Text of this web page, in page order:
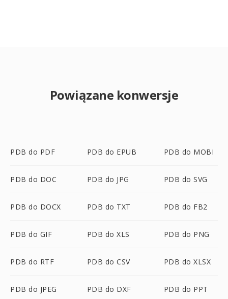
Powiązane konwersje
PDB do PDF PDB do EPUB PDB do MOBI
PDB do DOC PDB do JPG PDB do SVG
PDB do DOCX PDB do TXT PDB do FB2
PDB do GIF PDB do XLS PDB do PNG
PDB do RTF PDB do CSV PDB do XLSX
PDB do JPEG PDB do DXF PDB do PPT